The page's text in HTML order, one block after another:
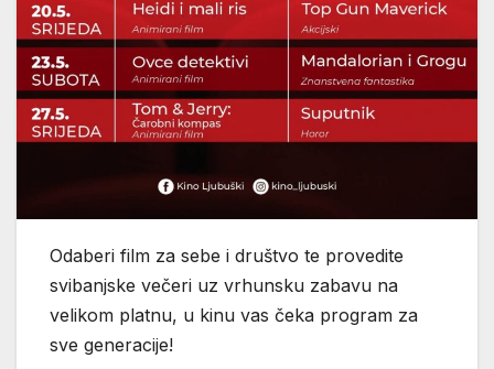
Odaberi film za sebe i društvo te provedite
svibanjske večeri uz vrhunsku zabavu na
velikom platnu, u kinu vas čeka program za
sve generacije!